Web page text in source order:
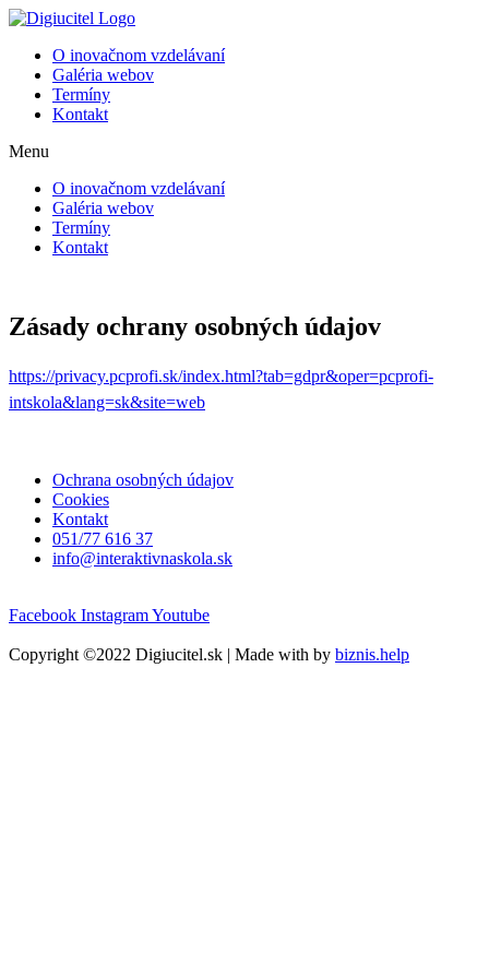
Preskočiť
obsah
O inovačnom vzdelávaní
Galéria webov
Termíny
Kontakt
Menu
O inovačnom vzdelávaní
Galéria webov
Termíny
Kontakt
Zásady ochrany osobných údajov
https://privacy.pcprofi.sk/index.html?tab=gdpr&oper=pcprofi-
intskola&lang=sk&site=web
Ochrana osobných údajov
Cookies
Kontakt
051/77 616 37
info@interaktivnaskola.sk
Facebook InstagramYoutube
Copyright ©2022 Digiucitel.sk | Made with by biznis.help